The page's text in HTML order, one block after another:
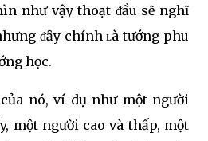
như vậy thoạt ᵭầu sẽ nghĩ
ᵭȃy chính ʟà tướng phu
học.
nó, ví dụ như một người
một người cao và thấp, một